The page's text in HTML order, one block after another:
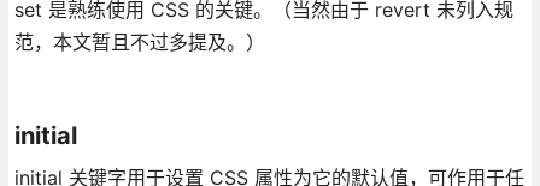
set 是熟练使用 CSS 的关键。（当然由于 revert 未列入规
范，本文暂且不过多提及。）
initial
initial 关键字用于设置 CSS 属性为它的默认值，可作用于任